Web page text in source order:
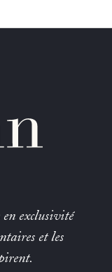
en exclusivité
et les